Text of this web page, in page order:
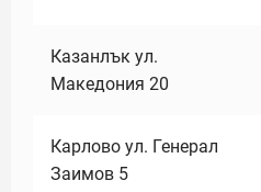
Казанлък ул.
Македония 20
Карлово ул. Генерал
Заимов 5